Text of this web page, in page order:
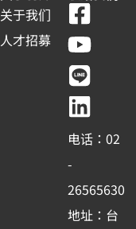
关于我们
人才招募
F
a
c
e
b
o
o
k
-
Y
o
u
t
u
b
e
L
i
n
e
L
i
n
k
e
d
i
n
电话：02
-
26565630
地址：台